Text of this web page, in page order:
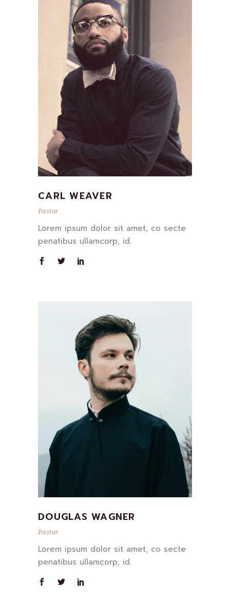
CARL WEAVER
Pastor
Lorem ipsum dolor sit amet, co secte
penatibus ullamcorp, id.
DOUGLAS WAGNER
Pastor
Lorem ipsum dolor sit amet, co secte
penatibus ullamcorp, id.